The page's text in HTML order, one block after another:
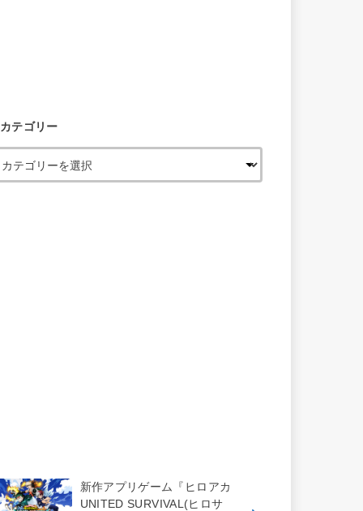
カテゴリー
新作アプリゲーム『ヒロアカ
UNITED SURVIVAL(ヒロサ